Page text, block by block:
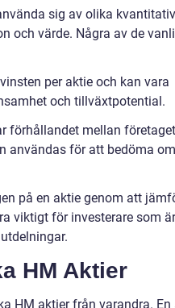
sig av olika
och värde. Några av de
per aktie och kan vara
och tillväxtpotential.
förhållandet mellan
användas för att bedöma
på en aktie genom att
viktigt för investerare som är
HM Aktier
HM aktier från varandra. En